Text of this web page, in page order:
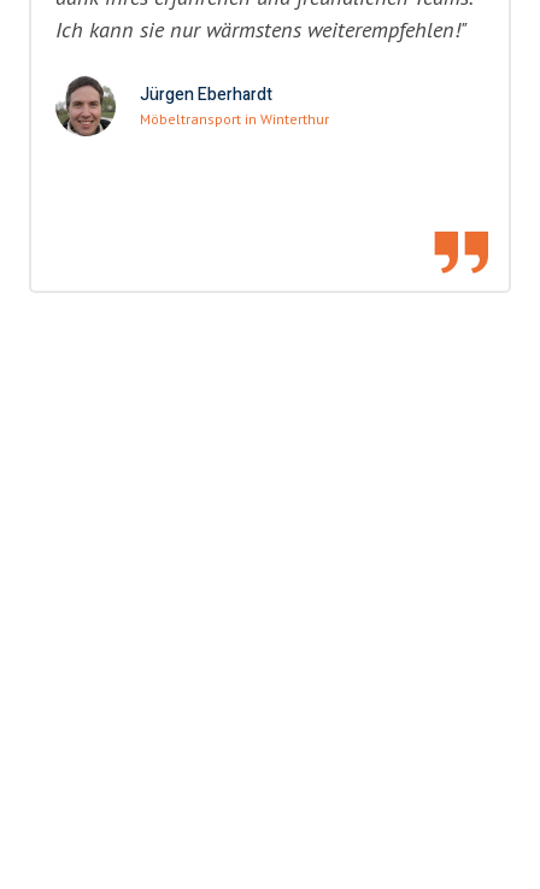
Ich kann sie nur wärmstens weiterempfehlen!"
Jürgen Eberhardt
Möbeltransport in Winterthur